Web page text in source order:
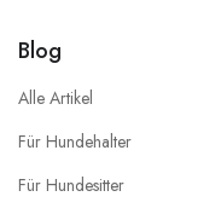
Blog
Alle Artikel
Für Hundehalter
Für Hundesitter